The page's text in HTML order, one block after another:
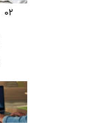
۰۲